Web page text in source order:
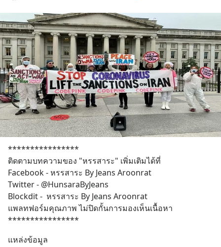
****************
ติดตามบทความของ "หรรสาระ" เพิ่มเติมได้ที่
Facebook - หรรสาระ By Jeans Aroonrat
Twitter - @HunsaraByJeans
Blockdit -  หรรสาระ By Jeans Aroonrat
แพลทฟอร์มคุณภาพ ไม่ปิดกั้นการมองเห็นเนื้อหา
****************
แหล่งข้อมูล